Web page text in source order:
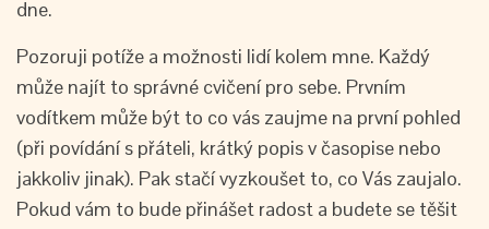
dne.
Pozoruji potíže a možnosti lidí kolem mne. Každý
může najít to správné cvičení pro sebe. Prvním
vodítkem může být to co vás zaujme na první pohled
(při povídání s přáteli, krátký popis v časopise nebo
jakkoliv jinak). Pak stačí vyzkoušet to, co Vás zaujalo.
Pokud vám to bude přinášet radost a budete se těšit